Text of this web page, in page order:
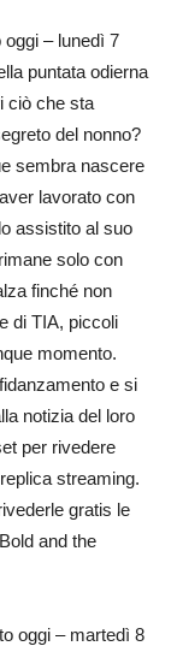
– lunedì 7
puntata odierna
ciò che sta
del nonno?
sembra nascere
lavorato con
assistito al suo
solo con
finché non
di TIA, piccoli
momento.
e si
notizia del loro
per rivedere
streaming.
gratis le
and the
oggi – martedì 8